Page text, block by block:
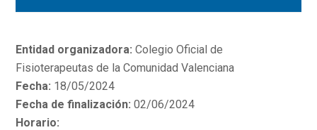
Entidad organizadora: Colegio Oficial de
Fisioterapeutas de la Comunidad Valenciana
Fecha: 18/05/2024
Fecha de finalización: 02/06/2024
Horario: